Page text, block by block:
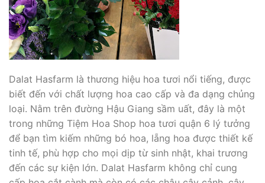
Dalat Hasfarm là thương hiệu hoa tươi nổi tiếng, được
biết đến với chất lượng hoa cao cấp và đa dạng chủng
loại. Nằm trên đường Hậu Giang sầm uất, đây là một
trong những Tiệm Hoa Shop hoa tươi quận 6 lý tưởng
để bạn tìm kiếm những bó hoa, lẵng hoa được thiết kế
tinh tế, phù hợp cho mọi dịp từ sinh nhật, khai trương
đến các sự kiện lớn. Dalat Hasfarm không chỉ cung